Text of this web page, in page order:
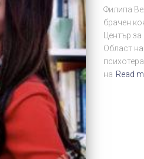
Филипа
брачен
Център
Област
на Read